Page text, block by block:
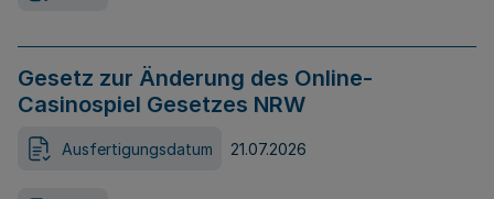
Gesetz zur Änderung des Online-
Casinospiel Gesetzes NRW
Ausfertigungsdatum 21.07.2026